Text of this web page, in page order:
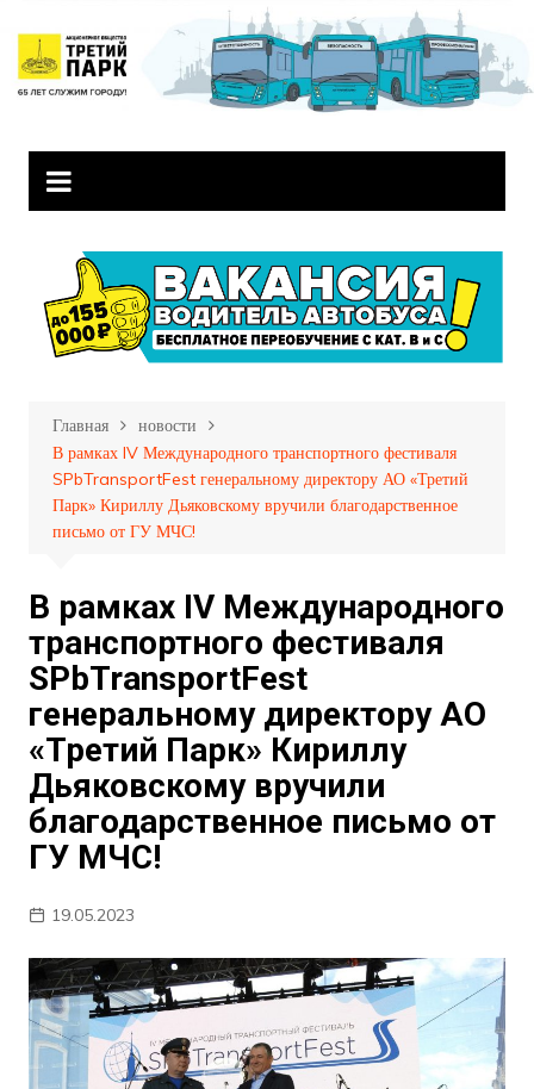
содержимому
Главная
новости
В рамках IV Международного транспортного фестиваля
SPbTransportFest генеральному директору АО «Третий
Парк» Кириллу Дьяковскому вручили благодарственное
письмо от ГУ МЧС!
В рамках IV Международного
транспортного фестиваля
SPbTransportFest
генеральному директору АО
«Третий Парк» Кириллу
Дьяковскому вручили
благодарственное письмо от
ГУ МЧС!
19.05.2023